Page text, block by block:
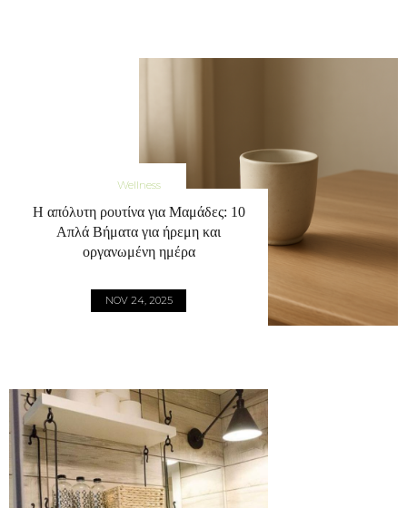
Wellness
Η απόλυτη ρουτίνα για Μαμάδες: 10
Απλά Βήματα για ήρεμη και
οργανωμένη ημέρα
NOV 24, 2025